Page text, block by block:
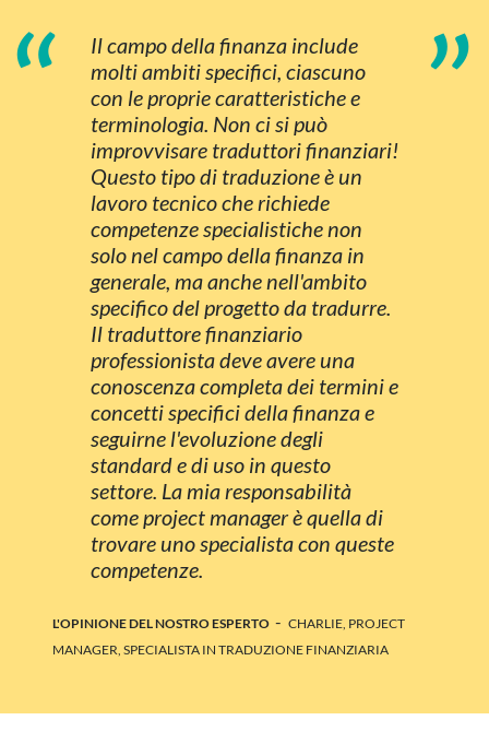
“
Il campo della finanza include
molti ambiti specifici, ciascuno
con le proprie caratteristiche e
terminologia. Non ci si può
improvvisare traduttori finanziari!
Questo tipo di traduzione è un
lavoro tecnico che richiede
competenze specialistiche non
solo nel campo della finanza in
generale, ma anche nell'ambito
specifico del progetto da tradurre.
Il traduttore finanziario
professionista deve avere una
conoscenza completa dei termini e
concetti specifici della finanza e
seguirne l'evoluzione degli
standard e di uso in questo
settore. La mia responsabilità
come project manager è quella di
trovare uno specialista con queste
competenze.
”
L'OPINIONE DEL NOSTRO ESPERTO - CHARLIE, PROJECT
MANAGER, SPECIALISTA IN TRADUZIONE FINANZIARIA